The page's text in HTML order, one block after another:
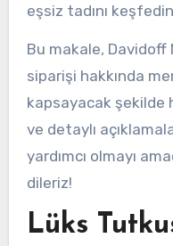
eşsiz tadını
Bu makale,
siparişi hakkında
kapsayacak şekilde
ve detaylı
yardımcı olmayı
dileriz!
Lüks